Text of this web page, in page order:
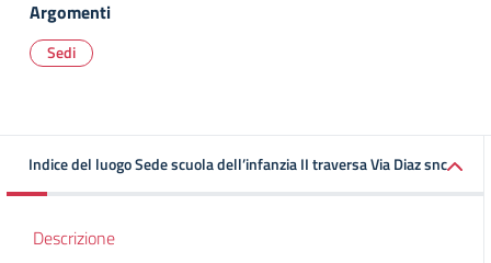
Argomenti
Sedi
Indice del luogo Sede scuola dell’infanzia II traversa Via Diaz snc
Descrizione